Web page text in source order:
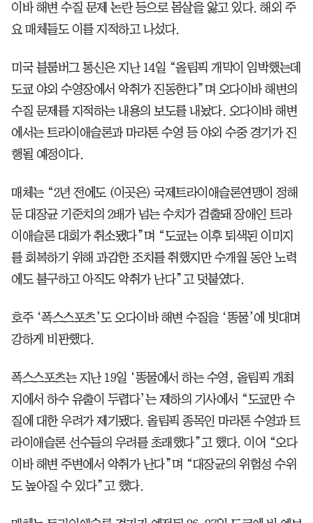
이바 해변 수질 문제 논란 등으로 몸살을 앓고 있다. 해외 주
요 매체들도 이를 지적하고 나섰다.
미국 블룸버그 통신은 지난 14일 “올림픽 개막이 임박했는데
도쿄 야외 수영장에서 악취가 진동한다”며 오다이바 해변의
수질 문제를 지적하는 내용의 보도를 내놨다. 오다이바 해변
에서는 트라이애슬론과 마라톤 수영 등 야외 수중 경기가 진
행될 예정이다.
매체는 “2년 전에도 (이곳은) 국제트라이애슬론연맹이 정해
둔 대장균 기준치의 2배가 넘는 수치가 검출돼 장애인 트라
이애슬론 대회가 취소됐다”며 “도쿄는 이후 퇴색된 이미지
를 회복하기 위해 과감한 조치를 취했지만 수개월 동안 노력
에도 불구하고 아직도 악취가 난다”고 덧붙였다.
호주 ‘폭스스포츠’도 오다이바 해변 수질을 ‘똥물’에 빗대며
강하게 비판했다.
폭스스포츠는 지난 19일 ‘똥물에서 하는 수영, 올림픽 개최
지에서 하수 유출이 두렵다’는 제하의 기사에서 “도쿄만 수
질에 대한 우려가 제기됐다. 올림픽 종목인 마라톤 수영과 트
라이애슬론 선수들의 우려를 초래했다”고 했다. 이어 “오다
이바 해변 주변에서 악취가 난다”며 “대장균의 위험성 수위
도 높아질 수 있다”고 했다.